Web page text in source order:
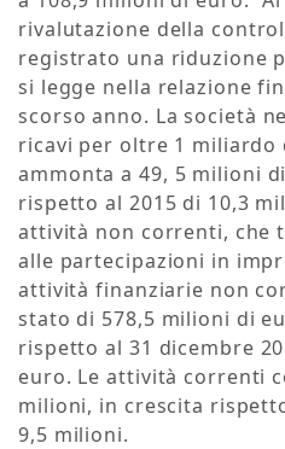
rivalutazione della
registrato una riduzione
si legge nella relazione
scorso anno. La società
ricavi per oltre 1 miliardo
ammonta a 49, 5 milioni
rispetto al 2015 di 10,3
attività non correnti, che
alle partecipazioni in
attività finanziarie non
stato di 578,5 milioni di
rispetto al 31 dicembre
euro. Le attività correnti
milioni, in crescita
9,5 milioni.